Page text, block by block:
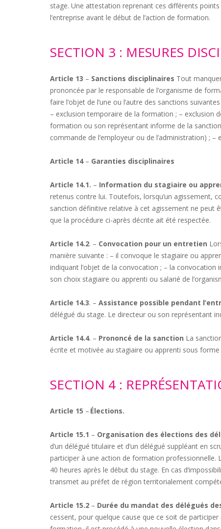
stage. Une attestation reprenant ces différents
l’entreprise avant le début de l’action de formation.
SECTION 3 : MESURES
Article 13 – Sanctions disciplinaires Tout
prononcée par le responsable de l’organisme de
faire l’objet de l’une ou l’autre des sanctions
– exclusion temporaire de la formation ; – exclusion
formation ou son représentant informe de la
commande de l’employeur ou de l’administration) ;
Article 14– Garanties disciplinaires
Article 14.1. – Information du stagiaire ou
retenus contre lui. Toutefois, lorsqu’un agissement,
sanction définitive relative à cet agissement ne peut
que la procédure ci-après décrite ait été respectée.
Article 14.2. – Convocation pour un entretien
manière suivante : – il convoque le stagiaire ou
indiquant l’objet de la convocation ; – la convocation
son choix stagiaire ou apprenti ou salarié de
Article 14.3. – Assistance possible pendant
délégué du stage. Le directeur ou son représentant
Article 14.4. – Prononcé de la sanction La
écrite et motivée au stagiaire ou apprenti sous
SECTION 4 :
Article 15 – Élections.
Article 15.1 – Organisation des élections des
d’un délégué titulaire et d’un délégué suppléant en
participer à une action de formation professionnelle.
40 heures après le début du stage. En cas
transmet au préfet de région territorialement
Article 15.2 – Durée du mandat des délégués
cessent, pour quelque cause que ce soit de